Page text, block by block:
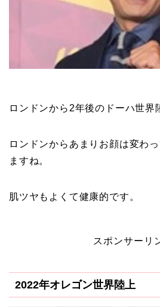
ロンドンから2年後のドーハ世界
ロンドンからあまりお顔は変わ
ますね。
肌ツヤもよくて健康的です。
スポンサーリ
2022年オレゴン世界陸上